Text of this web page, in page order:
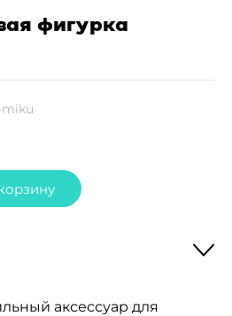
фигурка
аксессуар для